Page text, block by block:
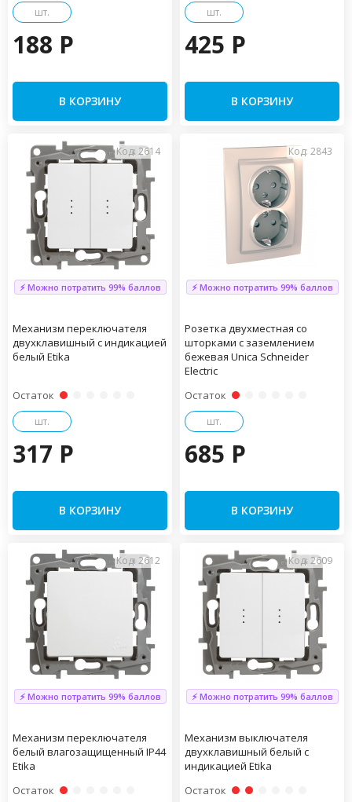
шт.
188 P
В КОРЗИНУ
шт.
425 P
В КОРЗИНУ
Код: 2614
⚡ Можно потратить 99% баллов
Механизм переключателя
двухклавишный с индикацией
белый Etika
Остаток
шт.
317 P
В КОРЗИНУ
Код: 2843
⚡ Можно потратить 99% баллов
Розетка двухместная со
шторками с заземлением
бежевая Unica Schneider
Electric
Остаток
шт.
685 P
В КОРЗИНУ
Код: 2612
⚡ Можно потратить 99% баллов
Механизм переключателя
белый влагозащищенный IP44
Etika
Остаток
Код: 2609
⚡ Можно потратить 99% баллов
Механизм выключателя
двухклавишный белый с
индикацией Etika
Остаток